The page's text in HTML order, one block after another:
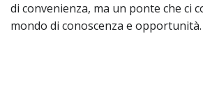
di convenienza, ma un ponte che ci
mondo di conoscenza e opportunità.